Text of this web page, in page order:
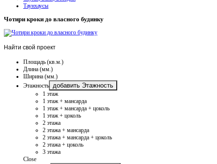
Таунхаусы
Чотири кроки до власного будинку
Найти свой проект
Площадь (кв.м.)
Длина (мм.)
Ширина (мм.)
Этажность добавить Этажность
1 этаж
1 этаж + мансарда
1 этаж + мансарда + цоколь
1 этаж + цоколь
2 этажа
2 этажа + мансарда
2 этажа + мансарда + цоколь
2 этажа + цоколь
3 этажа
Close